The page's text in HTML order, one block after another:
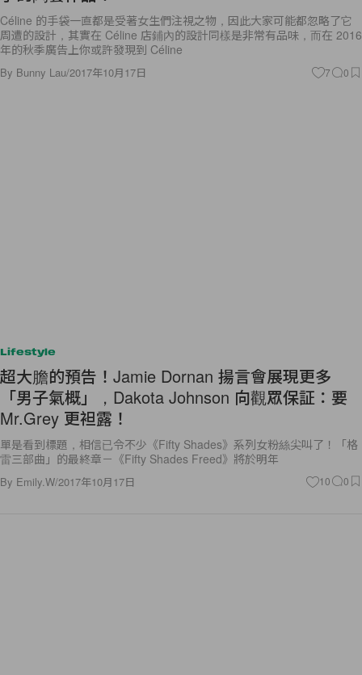
Céline 的手袋一直都是受著女生們注視之物，因此大家可能都忽略了它
周遭的設計，其實在 Céline 店鋪內的設計同樣是非常有品味，而在 2016
年的秋季廣告上你或許發現到 Céline
By Bunny Lau/2017年10月17日 7 0
Lifestyle
超大膽的預告！Jamie Dornan 揚言會展現更多
「男子氣概」，Dakota Johnson 向觀眾保証：要
Mr.Grey 更袒露！
單是看到標題，相信已令不少《Fifty Shades》系列女粉絲尖叫了！「格
雷三部曲」的最終章－《Fifty Shades Freed》將於明年
By Emily.W/2017年10月17日 10 0